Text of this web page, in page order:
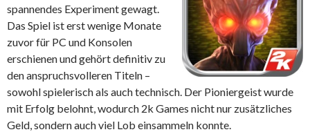
spannendes Experiment gewagt.
Das Spiel ist erst wenige Monate
zuvor für PC und Konsolen
erschienen und gehört definitiv zu
den anspruchsvolleren Titeln –
sowohl spielerisch als auch technisch. Der Pioniergeist wurde
mit Erfolg belohnt, wodurch 2k Games nicht nur zusätzliches
Geld, sondern auch viel Lob einsammeln konnte.